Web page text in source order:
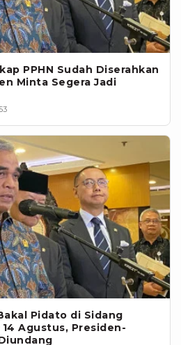
PPHN Sudah Diserahkan
Minta Segera Jadi
Pidato di Sidang
Agustus, Presiden-